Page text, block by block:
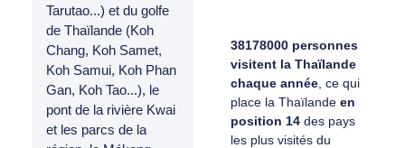
Tarutao...) et du golfe
de Thaïlande (Koh
Chang, Koh Samet,
Koh Samui, Koh Phan
Gan, Koh Tao...), le
pont de la rivière Kwai
et les parcs de la
38178000 personnes
visitent la Thaïlande
chaque année , ce qui
place la Thaïlande en
position 14 des pays
les plus visités du